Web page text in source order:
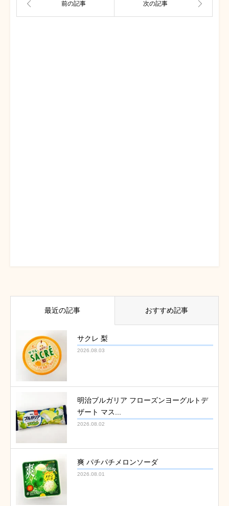
最近の記事 おすすめ記事
サクレ 梨
2026.08.03
明治ブルガリア フローズンヨーグルトデ
ザート マス...
2026.08.02
爽 パチパチメロンソーダ
2026.08.01